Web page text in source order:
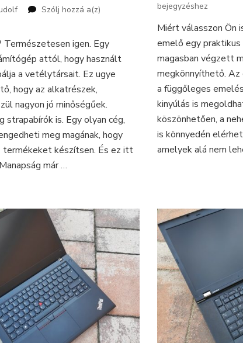
Szólj hozzá a(z)
kategóriás
HP
asztali
Természetesen igen. Egy
attól, hogy használt
a vetélytársait. Ez ugye
hogy az alkatrészek,
nagyon jó minőségűek.
strapabírók is. Egy olyan cég,
meg magának, hogy
termékeket készítsen. És ez itt
már …
bejegyzéshez
Miért válasszon Ön
emelő egy
magasban végzett
megkönnyíthető.
a függőleges
kinyúlás is
köszönhetően, a
is könnyedén
amelyek alá nem